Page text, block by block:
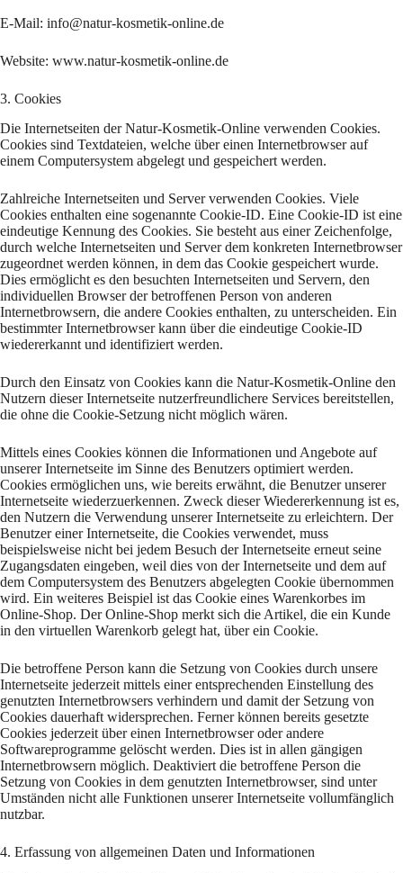
E-Mail: info@natur-kosmetik-online.de
Website: www.natur-kosmetik-online.de
3. Cookies
Die Internetseiten der Natur-Kosmetik-Online verwenden Cookies.
Cookies sind Textdateien, welche über einen Internetbrowser auf
einem Computersystem abgelegt und gespeichert werden.
Zahlreiche Internetseiten und Server verwenden Cookies. Viele
Cookies enthalten eine sogenannte Cookie-ID. Eine Cookie-ID ist eine
eindeutige Kennung des Cookies. Sie besteht aus einer Zeichenfolge,
durch welche Internetseiten und Server dem konkreten Internetbrowser
zugeordnet werden können, in dem das Cookie gespeichert wurde.
Dies ermöglicht es den besuchten Internetseiten und Servern, den
individuellen Browser der betroffenen Person von anderen
Internetbrowsern, die andere Cookies enthalten, zu unterscheiden. Ein
bestimmter Internetbrowser kann über die eindeutige Cookie-ID
wiedererkannt und identifiziert werden.
Durch den Einsatz von Cookies kann die Natur-Kosmetik-Online den
Nutzern dieser Internetseite nutzerfreundlichere Services bereitstellen,
die ohne die Cookie-Setzung nicht möglich wären.
Mittels eines Cookies können die Informationen und Angebote auf
unserer Internetseite im Sinne des Benutzers optimiert werden.
Cookies ermöglichen uns, wie bereits erwähnt, die Benutzer unserer
Internetseite wiederzuerkennen. Zweck dieser Wiedererkennung ist es,
den Nutzern die Verwendung unserer Internetseite zu erleichtern. Der
Benutzer einer Internetseite, die Cookies verwendet, muss
beispielsweise nicht bei jedem Besuch der Internetseite erneut seine
Zugangsdaten eingeben, weil dies von der Internetseite und dem auf
dem Computersystem des Benutzers abgelegten Cookie übernommen
wird. Ein weiteres Beispiel ist das Cookie eines Warenkorbes im
Online-Shop. Der Online-Shop merkt sich die Artikel, die ein Kunde
in den virtuellen Warenkorb gelegt hat, über ein Cookie.
Die betroffene Person kann die Setzung von Cookies durch unsere
Internetseite jederzeit mittels einer entsprechenden Einstellung des
genutzten Internetbrowsers verhindern und damit der Setzung von
Cookies dauerhaft widersprechen. Ferner können bereits gesetzte
Cookies jederzeit über einen Internetbrowser oder andere
Softwareprogramme gelöscht werden. Dies ist in allen gängigen
Internetbrowsern möglich. Deaktiviert die betroffene Person die
Setzung von Cookies in dem genutzten Internetbrowser, sind unter
Umständen nicht alle Funktionen unserer Internetseite vollumfänglich
nutzbar.
4. Erfassung von allgemeinen Daten und Informationen